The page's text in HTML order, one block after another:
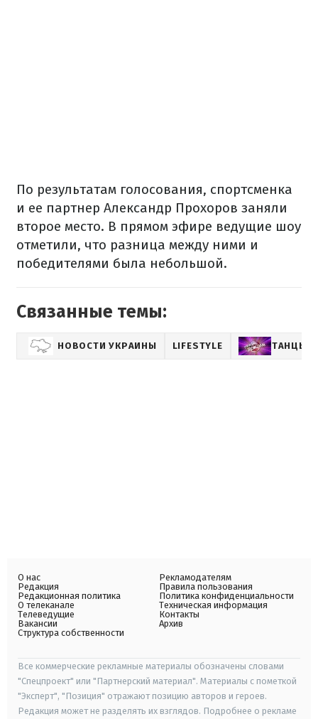
По результатам голосования, спортсменка
и ее партнер Александр Прохоров заняли
второе место. В прямом эфире ведущие шоу
отметили, что разница между ними и
победителями была небольшой.
Связанные темы:
НОВОСТИ УКРАИНЫ LIFESTYLE ТАНЦЫ
О нас
Редакция
Редакционная политика
О телеканале
Телеведущие
Вакансии
Структура собственности
Рекламодателям
Правила пользования
Политика конфиденциальности
Техническая информация
Контакты
Архив
Все коммерческие рекламные материалы обозначены словами
"Спецпроект" или "Партнерский материал". Материалы с пометкой
"Эксперт", "Позиция" отражают позицию авторов и героев.
Редакция может не разделять их взглядов. Подробнее о рекламе